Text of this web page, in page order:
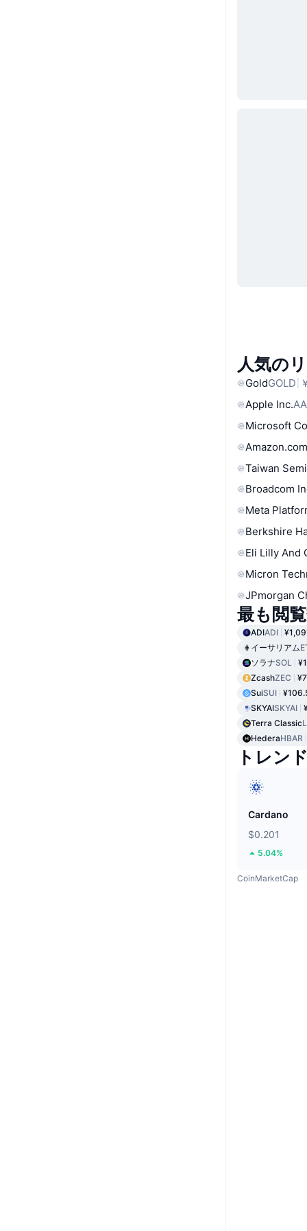
人気の
GoldGOLD
Apple Inc.
Microsoft
Taiwan
Broadcom
Meta
Berkshire
Eli Lilly And
Micron
JPmorgan
最も閲
ADIADI
イーサリアム
ソラナSOL
ZcashZEC
SuiSUI
SKYAISKYAI
Terra Classic
HederaHBAR
トレン
Cardano
$0.201
5.04%
CoinMarketCap